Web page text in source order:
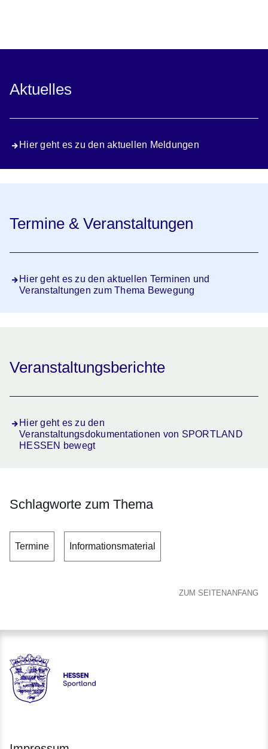
Aktuelles
Hier geht es zu den aktuellen Meldungen
Termine & Veranstaltungen
Hier geht es zu den aktuellen Terminen und
Veranstaltungen zum Thema Bewegung
Veranstaltungsberichte
Hier geht es zu den
Veranstaltungsdokumentationen von SPORTLAND
HESSEN bewegt
Schlagworte zum Thema
Termine Informationsmaterial
ZUM SEITENANFANG
Hessen - Landesprogramm SPORTLAND HESSEN bewegt